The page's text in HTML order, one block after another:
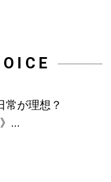
常が理想？
...